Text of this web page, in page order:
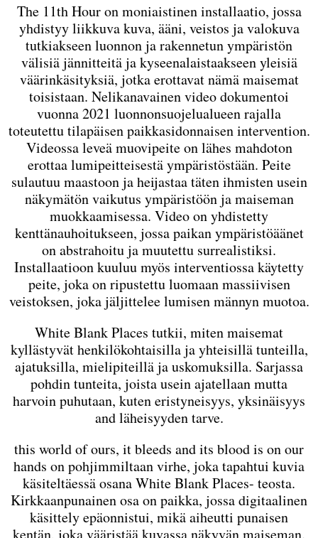
The 11th Hour on moniaistinen installaatio, jossa
yhdistyy liikkuva kuva, ääni, veistos ja valokuva
tutkiakseen luonnon ja rakennetun ympäristön
välisiä jännitteitä ja kyseenalaistaakseen yleisiä
väärinkäsityksiä, jotka erottavat nämä maisemat
toisistaan. Nelikanavainen video dokumentoi
vuonna 2021 luonnonsuojelualueen rajalla
toteutettu tilapäisen paikkasidonnaisen intervention.
Videossa leveä muovipeite on lähes mahdoton
erottaa lumipeitteisestä ympäristöstään. Peite
sulautuu maastoon ja heijastaa täten ihmisten usein
näkymätön vaikutus ympäristöön ja maiseman
muokkaamisessa. Video on yhdistetty
kenttänauhoitukseen, jossa paikan ympäristöäänet
on abstrahoitu ja muutettu surrealistiksi.
Installaatioon kuuluu myös interventiossa käytetty
peite, joka on ripustettu luomaan massiivisen
veistoksen, joka jäljittelee lumisen männyn muotoa.
White Blank Places tutkii, miten maisemat
kyllästyvät henkilökohtaisilla ja yhteisillä tunteilla,
ajatuksilla, mielipiteillä ja uskomuksilla. Sarjassa
pohdin tunteita, joista usein ajatellaan mutta
harvoin puhutaan, kuten eristyneisyys, yksinäisyys
and läheisyyden tarve.
this world of ours, it bleeds and its blood is on our
hands on pohjimmiltaan virhe, joka tapahtui kuvia
käsiteltäessä osana White Blank Places- teosta.
Kirkkaanpunainen osa on paikka, jossa digitaalinen
käsittely epäonnistui, mikä aiheutti punaisen
kentän, joka vääristää kuvassa näkyvän maiseman.